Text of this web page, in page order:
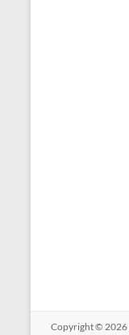
Copyright © 2026